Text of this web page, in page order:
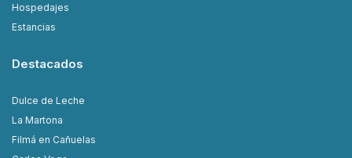
Hospedajes
Estancias
Destacados
Dulce de Leche
La Martona
Filmá en Cañuelas